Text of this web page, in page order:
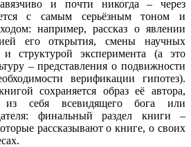
и почти никогда – через
с самым серьёзным тоном и
например, рассказ о явлении
его открытия, смены научных
структурой эксперимента (а это
– представления о подвижности
верификации гипотез).
сохраняется образ её автора,
себя всевидящего бога или
финальный раздел книги –
рассказывают о книге, о своих